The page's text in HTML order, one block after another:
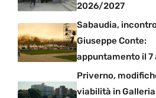
2026/2027
Sabaudia,
Giuseppe Conte:
appuntamento il 7
Priverno,
viabilità in Galleria